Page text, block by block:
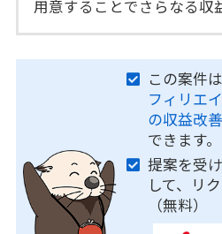
用意することでさらなる収
この案件
フィリエ
の収益改
できます。
提案を受
して、リ
（無料）